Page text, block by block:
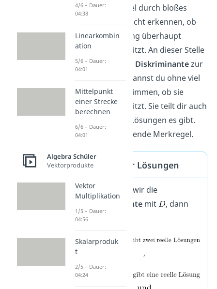
du in der Regel durch bloßes
Hinschauen nicht erkennen, ob
diese Gleichung überhaupt
Lösungen besitzt. An dieser Stelle
kommt dir die Diskriminantezur
Hilfe. Mit ihr kannst du ohne viel
Aufwand bestimmen, ob sie
Lösungen besitzt. Sie teilt dir auch
mit, wie viele Lösungen es gibt.
Dabei gilt folgende Merkregel.
Anzahl der Lösungen
Bezeichnen wir die
Diskriminantemit
, dann
,
4/6 – Dauer:
04:38
Linearkombin
ation
5/6 – Dauer:
04:01
Mittelpunkt
einer Strecke
berechnen
6/6 – Dauer:
04:01
Algebra Schüler
Vektorprodukte
Vektor
Multiplikation
1/5 – Dauer:
04:56
Skalarproduk
t
2/5 – Dauer:
04:24